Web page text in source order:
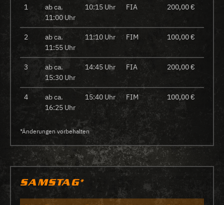
1
ab ca.
11:00 Uhr
10:15 Uhr FIA 200,00 €
2
ab ca.
11:55 Uhr
11:10 Uhr FIM 100,00 €
3
ab ca.
15:30 Uhr
14:45 Uhr FIA 200,00 €
4
ab ca.
16:25 Uhr
15:40 Uhr FIM 100,00 €
*Änderungen vorbehalten
SAMSTAG*